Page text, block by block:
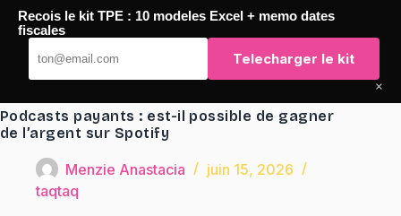
Passer
contenu
TaqTaq
Podcasts payants : est-il possible de gagner
de l’argent sur Spotify
Menzie Anastacia
juin 15, 2026
taqtaq
Recois le kit TPE : 10 modeles Excel + memo dates
fiscales
Telecharger le kit
×